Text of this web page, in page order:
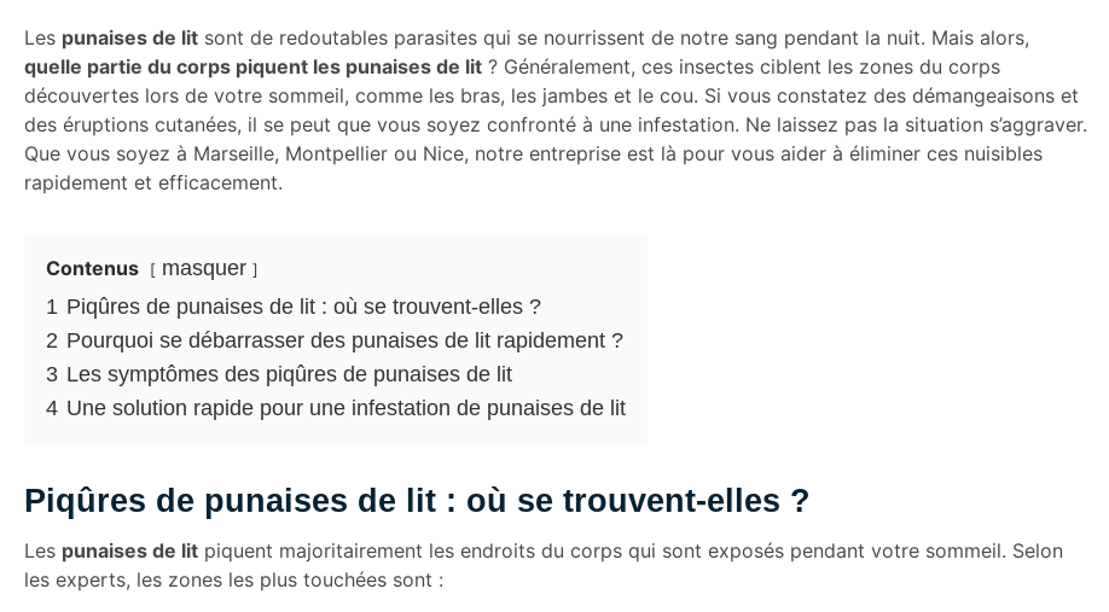
Les punaises de lit sont de redoutables parasites qui se nourrissent de notre sang pendant la nuit. Mais alors,
quelle partie du corps piquent les punaises de lit ? Généralement, ces insectes ciblent les zones du corps
découvertes lors de votre sommeil, comme les bras, les jambes et le cou. Si vous constatez des démangeaisons et
des éruptions cutanées, il se peut que vous soyez confronté à une infestation. Ne laissez pas la situation s’aggraver.
Que vous soyez à Marseille, Montpellier ou Nice, notre entreprise est là pour vous aider à éliminer ces nuisibles
rapidement et efficacement.
Contenus
masquer
1 Piqûres de punaises de lit : où se trouvent-elles ?
2 Pourquoi se débarrasser des punaises de lit rapidement ?
3 Les symptômes des piqûres de punaises de lit
4 Une solution rapide pour une infestation de punaises de lit
Piqûres de punaises de lit : où se trouvent-elles ?
Les punaises de lit piquent majoritairement les endroits du corps qui sont exposés pendant votre sommeil. Selon
les experts, les zones les plus touchées sont :